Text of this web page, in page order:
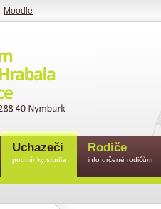
Uchazeči
podmínky studia
Rodiče
info určené rodičům
Moodle